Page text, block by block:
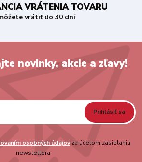
VRÁTENIA TOVARU
vrátiť do 30 dní
novinky, akcie a zľavy!
Prihlásiť sa
osobných údajovza účelom zasielania
newslettera.